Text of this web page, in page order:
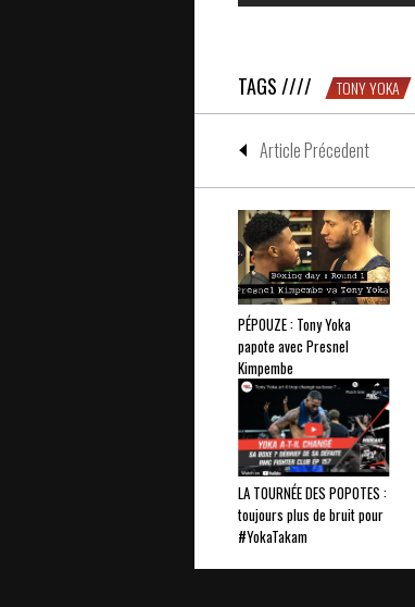
TAGS //// TONY YOKA
Article Précedent
PÉPOUZE : Tony Yoka
papote avec Presnel
Kimpembe
LA TOURNÉE DES POPOTES :
toujours plus de bruit pour
#YokaTakam